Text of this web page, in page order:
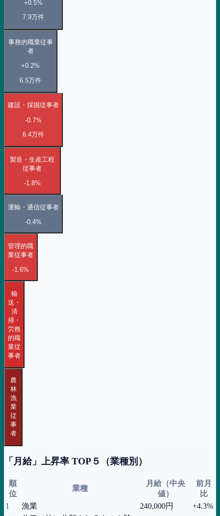
+0.5%
7.9万件
事務的職業従事
者
+0.2%
6.5万件
建設・採掘従事者
-0.7%
6.4万件
製造・生産工程
従事者
-1.8%
運輸・通信従事者
-0.4%
管理的職
業従事者
-1.6%
輸
送・
清
掃・
労務
的職
業従
事者
農
林
漁
業
従
事
者
「月給」上昇率 TOP５（業種別）
順
位
業種
月給（中央
値）
前月
比
1
漁業 240,000円 +4.3%